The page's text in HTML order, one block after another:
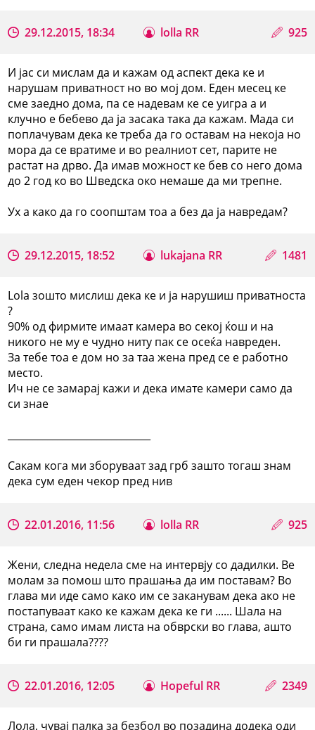
29.12.2015, 18:34 lolla RR 925
И јас си мислам да и кажам од аспект дека ке и
нарушам приватност но во мој дом. Еден месец ке
сме заедно дома, па се надевам ке се уигра а и
клучно е бебево да ја засака така да кажам. Мада си
поплачувам дека ке треба да го оставам на некоја но
мора да се вратиме и во реалниот сет, парите не
растат на дрво. Да имав можност ке бев со него дома
до 2 год ко во Шведска око немаше да ми трепне.
Ух а како да го соопштам тоа а без да ја навредам?
29.12.2015, 18:52 lukajana RR 1481
Lola зошто мислиш дека ке и ја нарушиш приватноста
?
90% од фирмите имаат камера во секој ќош и на
никого не му е чудно ниту пак се осеќа навреден.
За тебе тоа е дом но за таа жена пред се е работно
место.
Ич не се замарај кажи и дека имате камери само да
си знае
Сакам кога ми зборуваат зад грб зашто тогаш знам
дека сум еден чекор пред нив
22.01.2016, 11:56 lolla RR 925
Жени, следна недела сме на интервју со дадилки. Ве
молам за помош што прашања да им поставам? Во
глава ми иде само како им се заканувам дека ако не
постапуваат како ке кажам дека ке ги ...... Шала на
страна, само имам листа на обврски во глава, ашто
би ги прашала????
22.01.2016, 12:05 Hopeful RR 2349
Лола, чувај палка за безбол во позадина додека оди